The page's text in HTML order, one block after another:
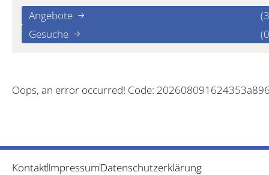
Angebote
Gesuche
Oops, an error occurred! Code:
KontaktImpressumDatenschutzerklärung